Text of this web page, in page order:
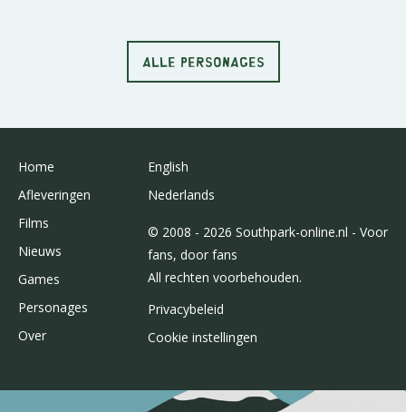
ALLE PERSONAGES
Home
Afleveringen
Films
Nieuws
Games
Personages
Over
English
Nederlands
© 2008 - 2026 Southpark-online.nl - Voor
fans, door fans
All rechten voorbehouden.
Privacybeleid
Cookie instellingen